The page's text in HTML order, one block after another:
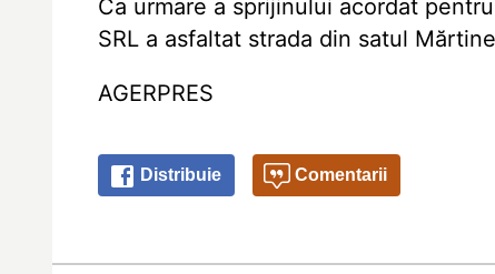
Ca urmare a sprijinului acordat
SRL a asfaltat strada din satul
AGERPRES
Distribuie Comentarii